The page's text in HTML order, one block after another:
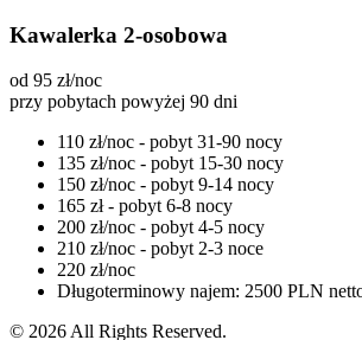
Kawalerka 2-osobowa
od 95 zł/noc
przy pobytach powyżej 90 dni
110 zł/noc - pobyt 31-90 nocy
135 zł/noc - pobyt 15-30 nocy
150 zł/noc - pobyt 9-14 nocy
165 zł - pobyt 6-8 nocy
200 zł/noc - pobyt 4-5 nocy
210 zł/noc - pobyt 2-3 noce
220 zł/noc
Długoterminowy najem: 2500 PLN
© 2026 All Rights Reserved.